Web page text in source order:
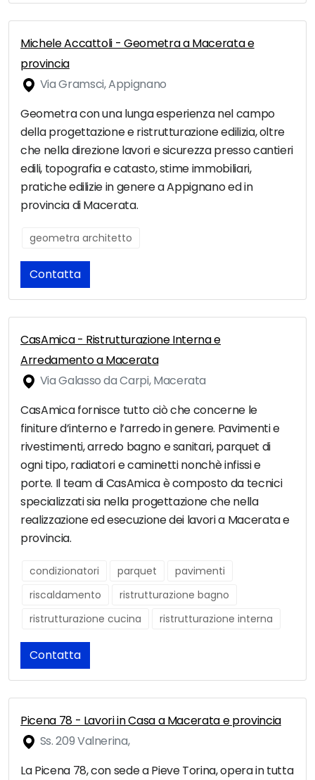
Michele Accattoli - Geometra a Macerata e
provincia
Via Gramsci, Appignano
Geometra con una lunga esperienza nel campo
della progettazione e ristrutturazione edilizia, oltre
che nella direzione lavori e sicurezza presso cantieri
edili, topografia e catasto, stime immobiliari,
pratiche edilizie in genere a Appignano ed in
provincia di Macerata.
geometra architetto
Contatta
CasAmica - Ristrutturazione Interna e
Arredamento a Macerata
Via Galasso da Carpi, Macerata
CasAmica fornisce tutto ciò che concerne le
finiture d’interno e l’arredo in genere. Pavimenti e
rivestimenti, arredo bagno e sanitari, parquet di
ogni tipo, radiatori e caminetti nonchè infissi e
porte. Il team di CasAmica è composto da tecnici
specializzati sia nella progettazione che nella
realizzazione ed esecuzione dei lavori a Macerata e
provincia.
condizionatori parquet
pavimenti
riscaldamento
ristrutturazione bagno
ristrutturazione cucina
ristrutturazione interna
Contatta
Picena 78 - Lavori in Casa a Macerata e provincia
Ss. 209 Valnerina,
La Picena 78, con sede a Pieve Torina, opera in tutta